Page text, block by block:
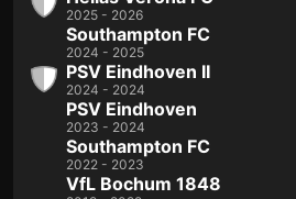
2025 - 2026
Southampton FC
2024 - 2025
PSV Eindhoven II
2024 - 2024
PSV Eindhoven
2023 - 2024
Southampton FC
2022 - 2023
VfL Bochum 1848